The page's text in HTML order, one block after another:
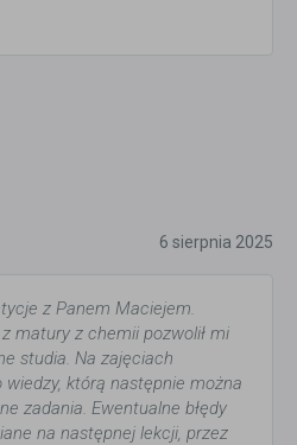
6 sierpnia 2025
z Panem Maciejem.
matury z chemii pozwolił mi
studia. Na zajęciach
którą następnie można
zadania. Ewentualne błędy
na następnej lekcji, przez